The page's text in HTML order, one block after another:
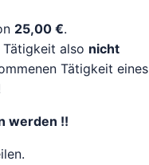
25,00 €.
also nicht
Tätigkeit eines
werden !!